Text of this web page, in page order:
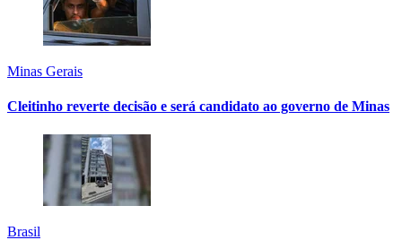
Minas Gerais
Cleitinho reverte decisão e será candidato ao governo de Minas
Brasil